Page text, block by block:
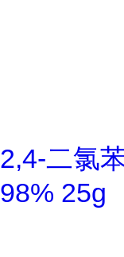
2,4-二氯
98% 25g